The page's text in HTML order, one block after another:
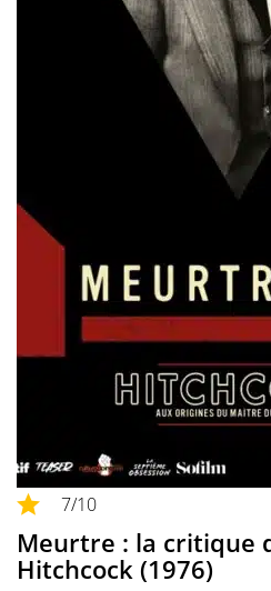
7/10
Meurtre : la critique
Hitchcock (1976)